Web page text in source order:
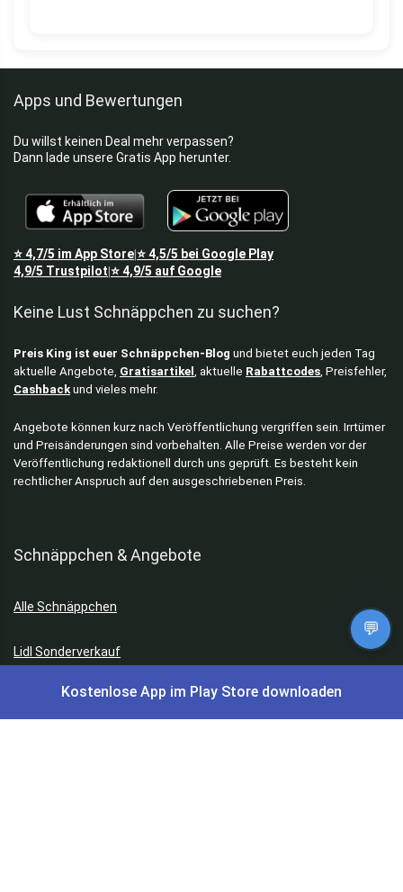
Apps und Bewertungen
Du willst keinen Deal mehr verpassen?
Dann lade unsere Gratis App herunter.
⭐4,7/5 im App Store⭐4,5/5 bei Google Play
4,9/5 Trustpilot ⭐4,9/5 auf Google
Keine Lust Schnäppchen zu suchen?
Preis King ist euer Schnäppchen-Blog und bietet euch jeden Tag
aktuelle Angebote, Gratisartikel , aktuelle Rabattcodes, Preisfehler,
Cashbackund vieles mehr.
Angebote können kurz nach Veröffentlichung vergriffen sein. Irrtümer
und Preisänderungen sind vorbehalten. Alle Preise werden vor der
Veröffentlichung redaktionell durch uns geprüft. Es besteht kein
rechtlicher Anspruch auf den ausgeschriebenen Preis.
Schnäppchen & Angebote
Alle Schnäppchen
Lidl Sonderverkauf
Amazon Spar-Abo
💬
Kostenlose App im Play Store downloaden